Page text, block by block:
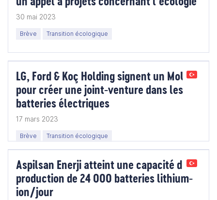
30 mai 2023
Brève Transition écologique
LG, Ford & Koç Holding signent un MoU
pour créer une joint-venture dans les
batteries électriques
17 mars 2023
Brève Transition écologique
Aspilsan Enerji atteint une capacité de
production de 24 000 batteries lithium-
ion/jour